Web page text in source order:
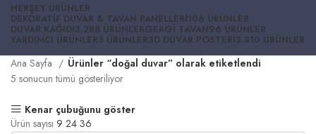
HERŞEY ÜRÜNLER
DEKORATIF DUVAR & TAVAN PANELLERI106 ÜRÜNLER
DUVAR KAĞIDI3.288 ÜRÜNLERGERGI TAVAN96 ÜRÜNLER
YARDIMCI ÜRÜNLER3 ÜRÜNLER3D DUVAR POSTERI3.310 ÜRÜNLER
Ana Sayfa
Ürünler “doğal duvar” olarak etiketlendi
5 sonucun tümü gösteriliyor
Kenar çubuğunu göster
Ürün sayısı 9 24 36